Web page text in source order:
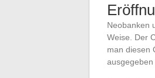
Neobanken
Weise. Der
man diesen
ausgegeben